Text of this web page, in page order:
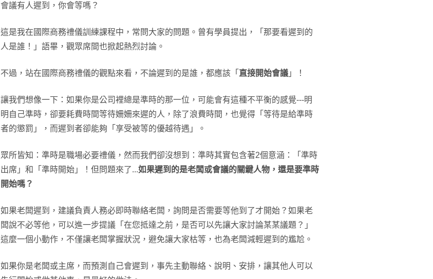
會議有人遲到，你會等嗎？
這是我在國際商務禮儀訓練課程中，常問大家的問題。曾有學員提出，「那要看遲到的
人是誰！」語畢，觀眾席間也掀起熱烈討論。
不過，站在國際商務禮儀的觀點來看，不論遲到的是誰，都應該「 直接開始會議 」！
讓我們想像一下：如果你是公司裡總是準時的那一位，可能會有這種不平衡的感覺---明
明自己準時，卻要耗費時間等待姍姍來遲的人，除了浪費時間，也覺得「等待是給準時
者的懲罰」，而遲到者卻能夠「享受被等的優越待遇」。
眾所皆知：準時是職場必要禮儀，然而我們卻沒想到：準時其實包含著2個意涵：「準時
出席」和「準時開始」！但問題來了...如果遲到的是老闆或會議的關鍵人物，還是要準時
開始嗎？
如果老闆遲到，建議負責人務必即時聯絡老闆，詢問是否需要等他到了才開始？如果老
闆說不必等他，可以進一步提議「在您抵達之前，是否可以先讓大家討論某某議題？」
這麼一個小動作，不僅讓老闆掌握狀況，避免讓大家枯等，也為老闆減輕遲到的尷尬。
如果你是老闆或主席，而預測自己會遲到，事先主動聯絡、說明、安排，讓其他人可以